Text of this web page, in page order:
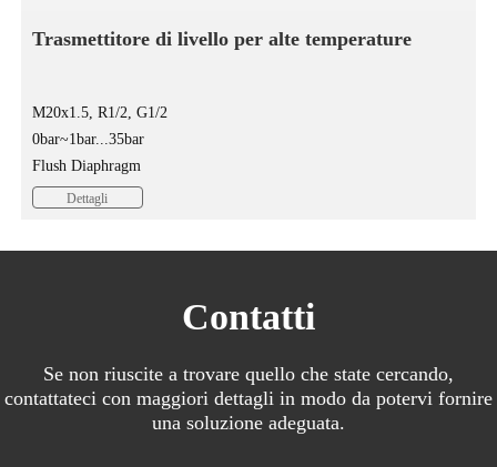
Trasmettitore di livello per alte temperature
M20x1.5, R1/2, G1/2
0bar~1bar...35bar
Flush Diaphragm
Flush diaphragm pressure sensor MPM280P is a pressure sensing
Dettagli
Contatti
Se non riuscite a trovare quello che state cercando,
contattateci con maggiori dettagli in modo da potervi fornire
una soluzione adeguata.